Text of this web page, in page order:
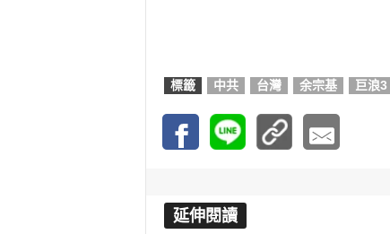
標籤 中共 台灣 余宗基 巨浪3
延伸閱讀